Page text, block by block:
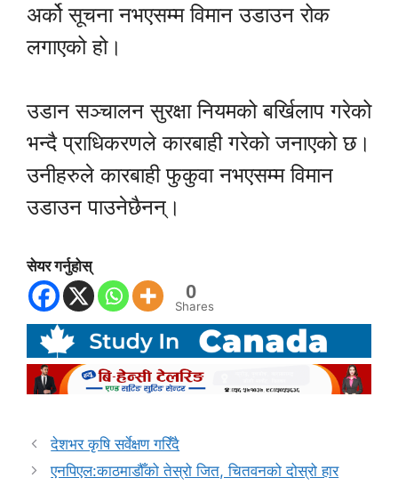
अर्को सूचना नभएसम्म विमान उडाउन रोक
लगाएको हो।
उडान सञ्चालन सुरक्षा नियमको बर्खिलाप गरेको
भन्दै प्राधिकरणले कारबाही गरेको जनाएको छ।
उनीहरुले कारबाही फुकुवा नभएसम्म विमान
उडाउन पाउनेछैनन्।
सेयर गर्नुहोस्
0
Shares
देशभर कृषि सर्वेक्षण गरिँदै
एनपिएल:काठमाडौँको तेस्रो जित, चितवनको दोस्रो हार